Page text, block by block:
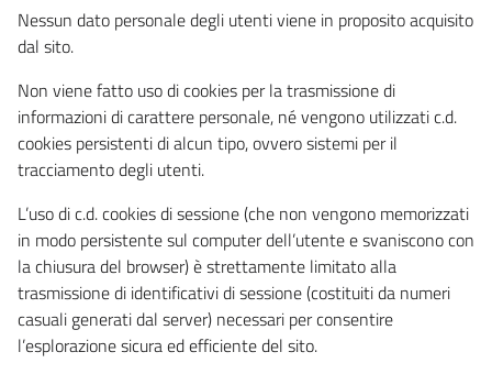
Nessun dato personale degli utenti viene in proposito acquisito
dal sito.
Non viene fatto uso di cookies per la trasmissione di
informazioni di carattere personale, né vengono utilizzati c.d.
cookies persistenti di alcun tipo, ovvero sistemi per il
tracciamento degli utenti.
L’uso di c.d. cookies di sessione (che non vengono memorizzati
in modo persistente sul computer dell’utente e svaniscono con
la chiusura del browser) è strettamente limitato alla
trasmissione di identificativi di sessione (costituiti da numeri
casuali generati dal server) necessari per consentire
l’esplorazione sicura ed efficiente del sito.